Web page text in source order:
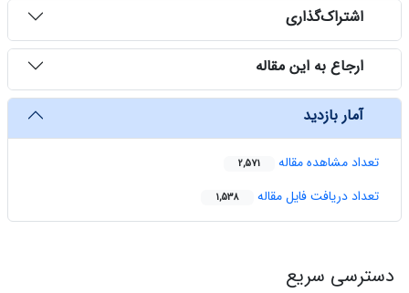
‌ اشتراک‌گذاری
‌ ارجاع به این مقاله
‌ آمار بازدید
تعداد مشاهده مقاله 2,571
تعداد دریافت فایل مقاله 1,538
دسترسی سریع